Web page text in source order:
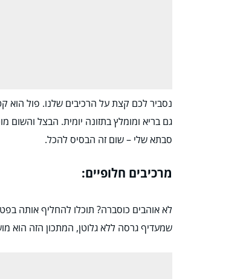
נסביר לכם קצת על הרכיבים שלנו. פול הוא
גם בריא ומומלץ בתזונה יומית. הבצל
סבתא שלי – שום זה הבסיס להכל.
מרכיבים חלופיים:
לא אוהבים כוסברה? תוכלו להחליף אותה
שמעדיף גרסה ללא גלוטן, המתכון הזה הוא